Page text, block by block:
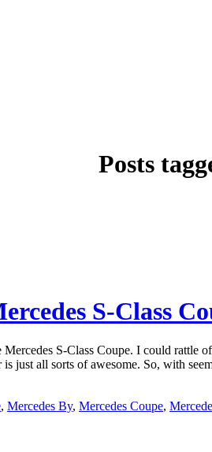
Posts
S-Class
S-Class Coupe. I could rattle
just all sorts of awesome. So, with
, Mercedes By, Mercedes Coupe,